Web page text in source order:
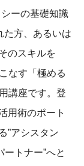
ーの基礎知識
た方、あるいは
のスキルを
なす「極める
講座です。登
用術のポート
”アシスタン
ートナー”へと